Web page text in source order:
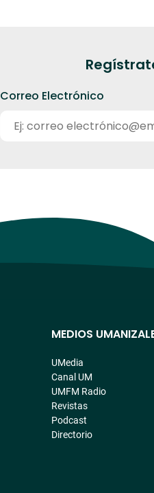
Correo Electrónico
Menú
pre
footer
MEDIOS
UMedia
Canal UM
UMFM Radio
Revistas
Podcast
Directorio